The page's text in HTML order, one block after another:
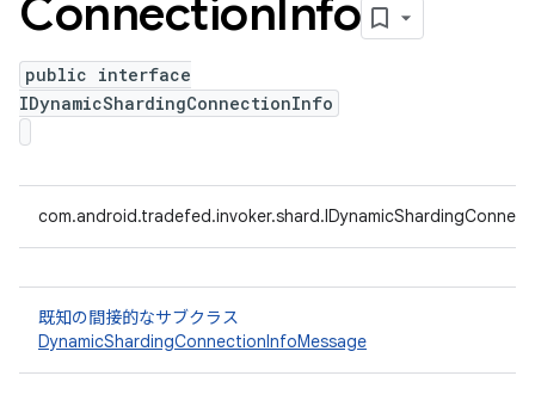
ConnectionInfo
public interface
IDynamicShardingConnectionInfo
既知の間接的なサブクラス
DynamicShardingConnectionInfoMessage